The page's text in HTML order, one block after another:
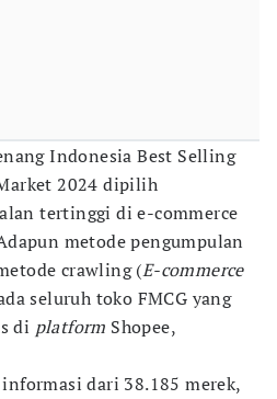
Indonesia Best Selling
2024 dipilih
tertinggi di e-commerce
metode pengumpulan
crawling (E-commerce
seluruh toko FMCG yang
di platform Shopee,
dari 38.185 merek,